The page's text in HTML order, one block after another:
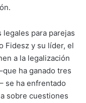
para parejas
Fidesz y su líder, el
a la legalización
ha ganado tres
se ha enfrentado
sobre cuestiones